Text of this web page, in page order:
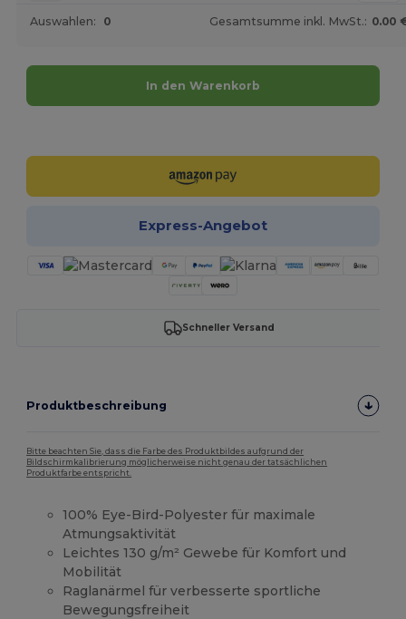
Auswahlen: 0 Gesamtsumme inkl. MwSt.: 0.00
In den Warenkorb
Express-Angebot
Schneller Versand
Produktbeschreibung
Bitte beachten Sie, dass die Farbe des Produktbildes aufgrund der
Bildschirmkalibrierung möglicherweise nicht genau der tatsächlichen
Produktfarbe entspricht.
100% Eye-Bird-Polyester für maximale
Atmungsaktivität
Leichtes 130 g/m² Gewebe für Komfort und
Mobilität
Raglanärmel für verbesserte sportliche
Bewegungsfreiheit